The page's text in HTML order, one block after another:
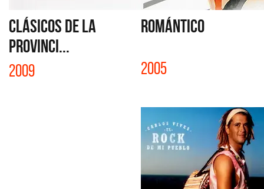
CLÁSICOS DE LA
PROVINCI...
2009
ROMÁNTICO
2005